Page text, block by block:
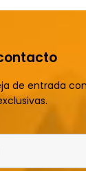
de entrada